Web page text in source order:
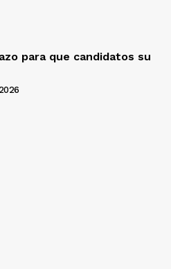
para que candidatos su